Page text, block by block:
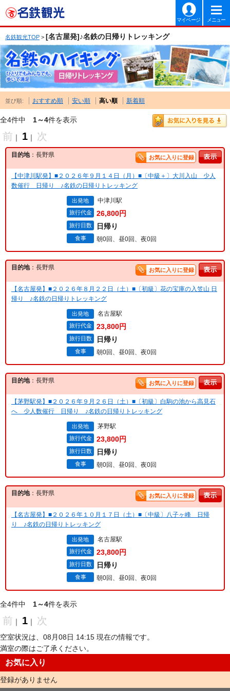
マイページ メニュー
名鉄観光TOP > [名古屋発]♪名鉄の日帰りトレッキング
並び順: おすすめ順 安い順 高い順 新着順
全4件中 1～4件を表示
前 ｜ 1 ｜ 次
目的地：長野県 お気に入りに登録
【中津川駅発】■２０２６年９月１４日（月）■〔中級＋〕大川入山 少人
数催行 日帰り ♪名鉄の日帰りトレッキング
出発地 中津川駅
旅行代金 26,800円
旅行日数 日帰り
食事 朝0回、昼0回、夜0回
目的地：長野県 お気に入りに登録
【名古屋発】■２０２６年８月２２日（土）■〔初級〕花の宝庫の入笠山 日
帰り ♪名鉄の日帰りトレッキング
出発地 名古屋駅
旅行代金 23,800円
旅行日数 日帰り
食事 朝0回、昼0回、夜0回
目的地：長野県 お気に入りに登録
【茅野駅発】■２０２６年９月２６日（土）■〔初級〕白駒の池から高見石
へ 少人数催行 日帰り ♪名鉄の日帰りトレッキング
出発地 茅野駅
旅行代金 23,800円
旅行日数 日帰り
食事 朝0回、昼0回、夜0回
目的地：長野県 お気に入りに登録
【名古屋発】■２０２６年１０月１７日（土）■〔中級〕八子ヶ峰 日帰
り ♪名鉄の日帰りトレッキング
出発地 名古屋駅
旅行代金 23,800円
旅行日数 日帰り
食事 朝0回、昼0回、夜0回
全4件中 1～4件を表示
前 ｜ 1 ｜ 次
空室状況は、08月08日 14:15 現在の情報です。
満室の際はご了承ください。
お気に入り
登録がありません